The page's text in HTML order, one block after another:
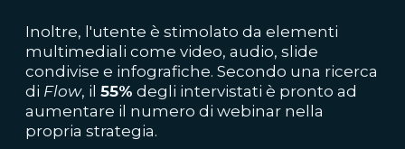
Inoltre, l'utente è stimolato da elementi
multimediali come video, audio, slide
condivise e infografiche. Secondo una ricerca
di Flow, il 55% degli intervistati è pronto ad
aumentare il numero di webinar nella
propria strategia.